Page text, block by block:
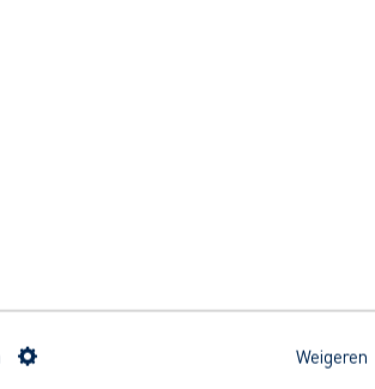
Weigeren
maar geen must.
of avonddiensten te werken.
binnen een sportieve en
Leeuwarden, waaronder
je sport voor iedereen